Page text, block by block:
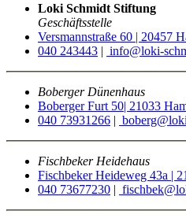
Loki Schmidt Stiftung
Geschäftsstelle
Versmannstraße 60 | 20457
040 243443 | info@loki-
Boberger Dünenhaus
Boberger Furt 50| 21033
040 73931266 |
Fischbeker Heidehaus
Fischbeker Heideweg 43a |
040 73677230 |